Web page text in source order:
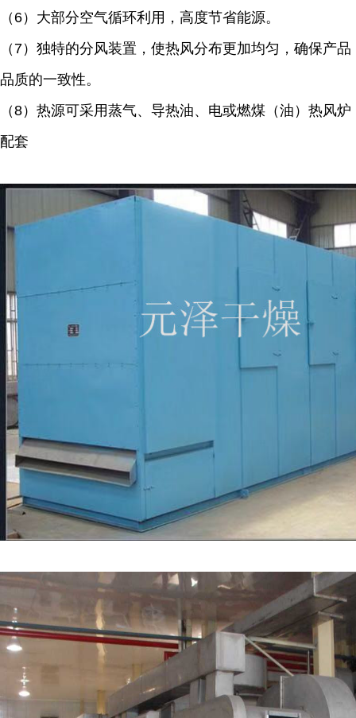
（6）大部分空气循环利用，高度节省能源。
（7）独特的分风装置，使热风分布更加均匀，确保产品
品质的一致性。
（8）热源可采用蒸气、导热油、电或燃煤（油）热风炉
配套